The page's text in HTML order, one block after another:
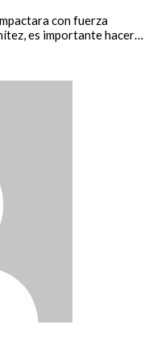
con fuerza
es importante hacer…